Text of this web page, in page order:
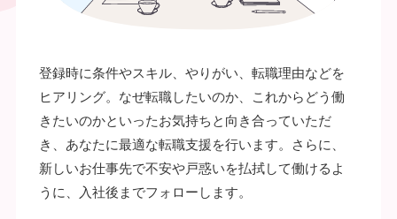
登録時に条件やスキル、やりがい、転職理由などを
ヒアリング。なぜ転職したいのか、これからどう働
きたいのかといったお気持ちと向き合っていただ
き、あなたに最適な転職支援を行います。さらに、
新しいお仕事先で不安や戸惑いを払拭して働けるよ
うに、入社後までフォローします。